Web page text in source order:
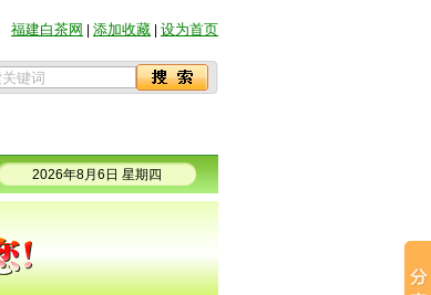
福建白茶网 添加收藏 设为首页
2026年8月6日 星期四